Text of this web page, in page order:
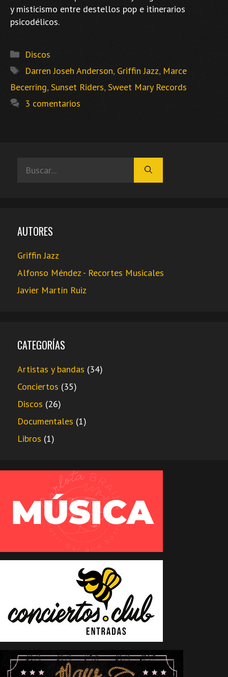
y misticismo entre destellos pop e itinerarios
psicodélicos.
Categorías
Discos
Etiquetas
Darren Joseh Anderson, Griffin Jazz, Marce
Becerring,Sunset Riders,Sweet Mary Records
3 comentarios
AUTORES
Griffin Jazz
Alfonso Méndez - Recortes Musicales
Javier Martín Ruiz
CATEGORÍAS
Artistas y bandas (34)
Conciertos (35)
Discos (26)
Documentales (1)
Libros (1)